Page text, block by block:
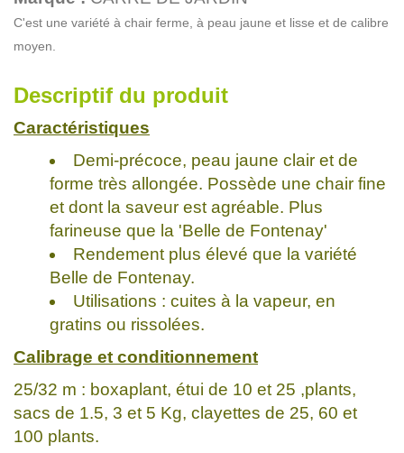
C'est une variété à chair ferme, à peau jaune et lisse et de calibre
moyen.
Descriptif du produit
Caractéristiques
Demi-précoce, peau jaune clair et de
forme très allongée. Possède une chair fine
et dont la saveur est agréable. Plus
farineuse que la 'Belle de Fontenay'
Rendement plus élevé que la variété
Belle de Fontenay.
Utilisations : cuites à la vapeur, en
gratins ou rissolées.
Calibrage et conditionnement
25/32 m : boxaplant, étui de 10 et 25 ,plants,
sacs de 1.5, 3 et 5 Kg, clayettes de 25, 60 et
100 plants.